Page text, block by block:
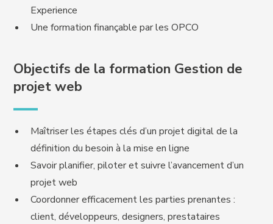
Experience
Une formation finançable par les OPCO
Objectifs de la formation Gestion de
projet web
Maîtriser les étapes clés d’un projet digital de la
définition du besoin à la mise en ligne
Savoir planifier, piloter et suivre l’avancement d’un
projet web
Coordonner efficacement les parties prenantes :
client, développeurs, designers, prestataires